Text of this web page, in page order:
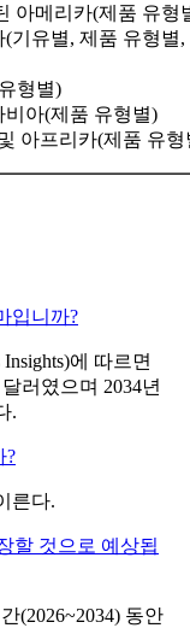
아메리카(제품 유형
기유별, 제품 유형별,
형별)
비아(제품 유형별)
아프리카(제품 유형
입니까?
에 따르면
러였으며 2034년
.
?
른다.
할 것으로 예상됩
(2026~2034) 동안